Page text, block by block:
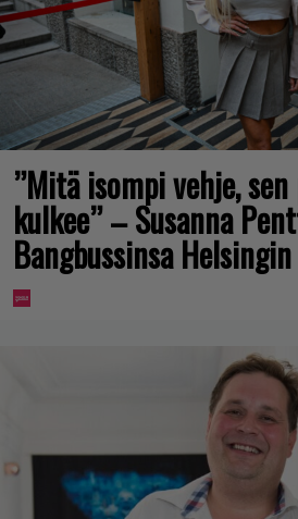
”Mitä isompi vehje,
kulkee” – Susanna
Bangbussinsa